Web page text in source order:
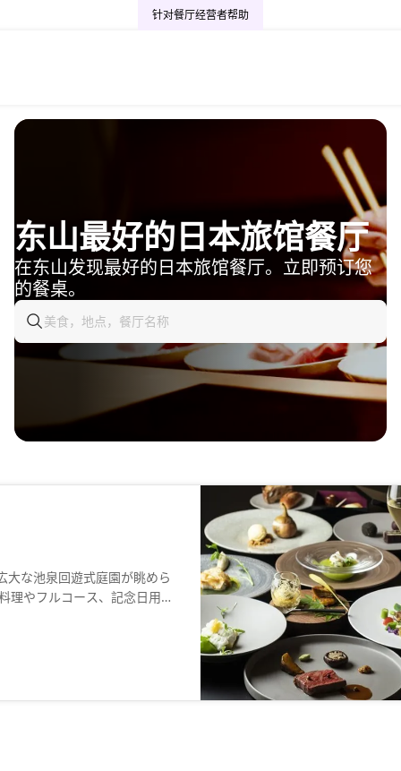
针对餐厅经营者帮助
东山最好的日本旅馆餐厅
在东山发现最好的日本旅馆餐厅。立即预订您
的餐桌。
大な池泉回遊式庭園が眺めら
理やフルコース、記念日用の